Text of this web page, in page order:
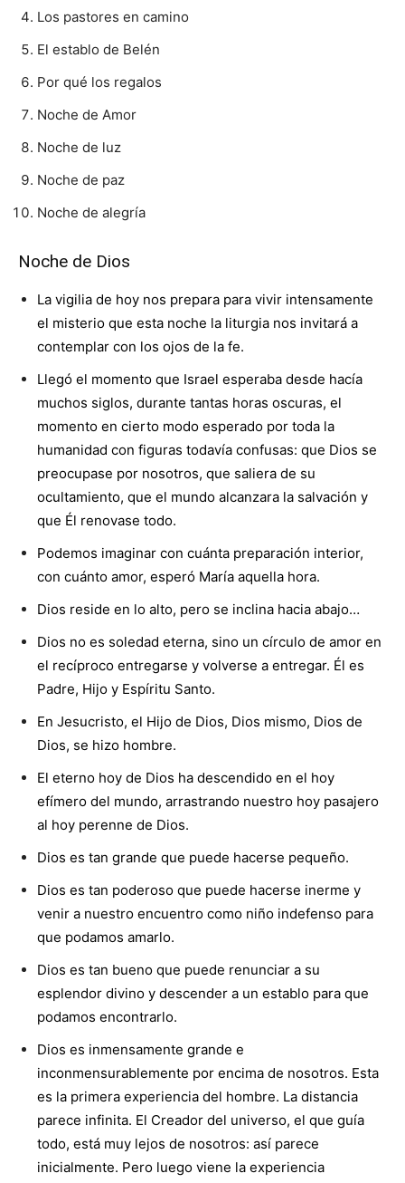
Los pastores en camino
El establo de Belén
Por qué los regalos
Noche de Amor
Noche de luz
Noche de paz
Noche de alegría
Noche de Dios
La vigilia de hoy nos prepara para vivir intensamente
el misterio que esta noche la liturgia nos invitará a
contemplar con los ojos de la fe.
Llegó el momento que Israel esperaba desde hacía
muchos siglos, durante tantas horas oscuras, el
momento en cierto modo esperado por toda la
humanidad con figuras todavía confusas: que Dios se
preocupase por nosotros, que saliera de su
ocultamiento, que el mundo alcanzara la salvación y
que Él renovase todo.
Podemos imaginar con cuánta preparación interior,
con cuánto amor, esperó María aquella hora.
Dios reside en lo alto, pero se inclina hacia abajo…
Dios no es soledad eterna, sino un círculo de amor en
el recíproco entregarse y volverse a entregar. Él es
Padre, Hijo y Espíritu Santo.
En Jesucristo, el Hijo de Dios, Dios mismo, Dios de
Dios, se hizo hombre.
El eterno hoy de Dios ha descendido en el hoy
efímero del mundo, arrastrando nuestro hoy pasajero
al hoy perenne de Dios.
Dios es tan grande que puede hacerse pequeño.
Dios es tan poderoso que puede hacerse inerme y
venir a nuestro encuentro como niño indefenso para
que podamos amarlo.
Dios es tan bueno que puede renunciar a su
esplendor divino y descender a un establo para que
podamos encontrarlo.
Dios es inmensamente grande e
inconmensurablemente por encima de nosotros. Esta
es la primera experiencia del hombre. La distancia
parece infinita. El Creador del universo, el que guía
todo, está muy lejos de nosotros: así parece
inicialmente. Pero luego viene la experiencia